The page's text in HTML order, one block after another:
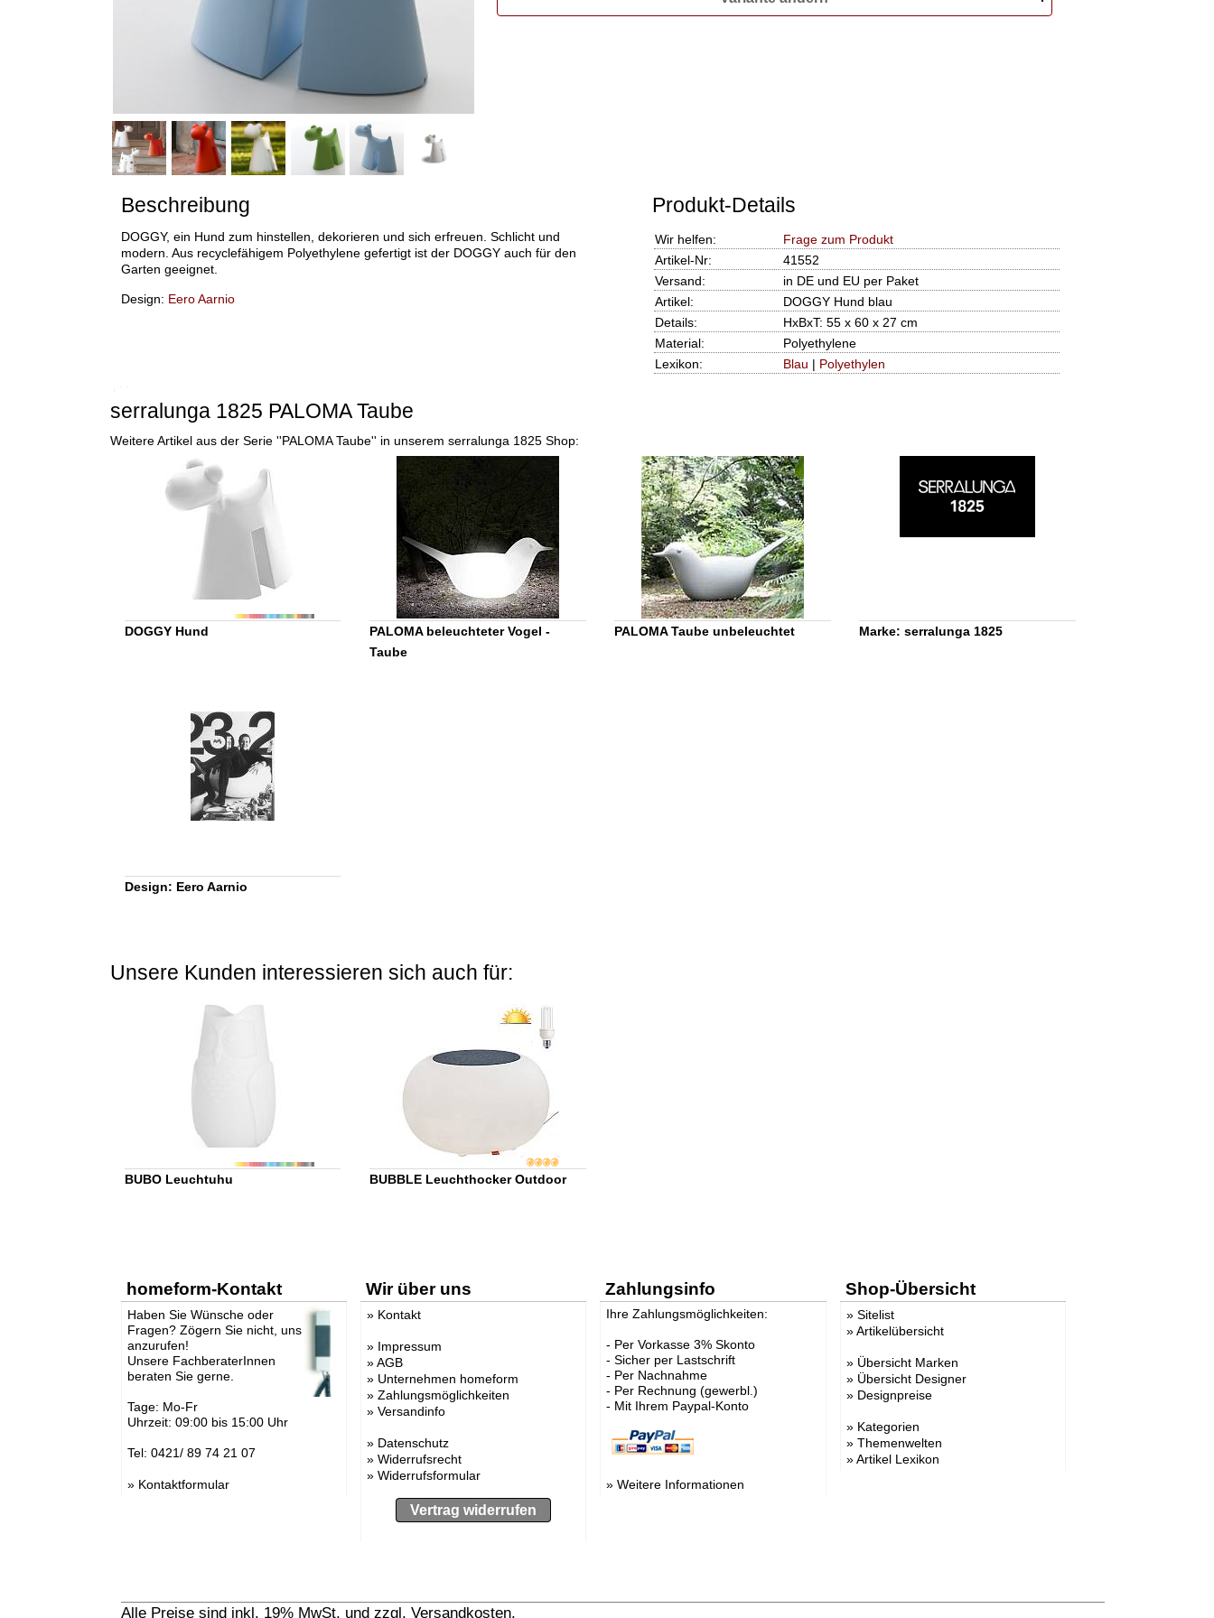
Beschreibung
DOGGY, ein Hund zum hinstellen, dekorieren und sich erfreuen. Schlicht und
modern. Aus recyclefähigem Polyethylene gefertigt ist der DOGGY auch für den
Garten geeignet.
Design: Eero Aarnio
Produkt-Details
Wir helfen:
Frage zum Produkt
Artikel-Nr:
41552
Versand:
in DE und EU per Paket
Artikel:
DOGGY Hund blau
Details:
HxBxT: 55 x 60 x 27 cm
Material:
Polyethylene
Lexikon:
Blau | Polyethylen
serralunga 1825 PALOMA Taube
Weitere Artikel aus der Serie ''PALOMA Taube'' in unserem serralunga 1825 Shop:
DOGGY Hund
PALOMA beleuchteter Vogel -
Taube
PALOMA Taube unbeleuchtet Marke: serralunga 1825
Design: Eero Aarnio
Unsere Kunden interessieren sich auch für:
BUBO Leuchtuhu BUBBLE Leuchthocker Outdoor
homeform-Kontakt
Haben Sie Wünsche oder
Fragen? Zögern Sie nicht, uns
anzurufen!
Unsere FachberaterInnen
beraten Sie gerne.
Tage: Mo-Fr
Uhrzeit: 09:00 bis 15:00 Uhr
Tel: 0421/ 89 74 21 07
» Kontaktformular
Wir über uns
» Kontakt
» Impressum
»AGB
» Unternehmen homeform
» Zahlungsmöglichkeiten
» Versandinfo
» Datenschutz
» Widerrufsrecht
» Widerrufsformular
Vertrag widerrufen
Zahlungsinfo
Ihre Zahlungsmöglichkeiten:
- Per Vorkasse 3% Skonto
- Sicher per Lastschrift
- Per Nachnahme
- Per Rechnung (gewerbl.)
- Mit Ihrem Paypal-Konto
»Weitere Informationen
Shop-Übersicht
» Sitelist
»Artikelübersicht
» Übersicht Marken
» Übersicht Designer
» Designpreise
» Kategorien
» Themenwelten
»Artikel Lexikon
Alle Preise sind inkl. 19% MwSt. und zzgl. Versandkosten.